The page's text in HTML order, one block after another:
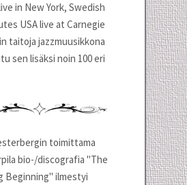
in New York, Swedish
USA live at Carnegie
taitoja jazzmuusikkona
sen lisäksi noin 100 eri
toimittama
bio-/discografia "The
Beginning" ilmestyi